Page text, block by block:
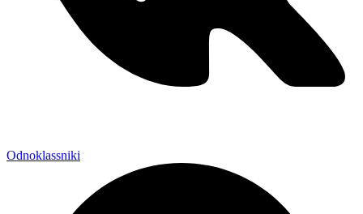
Odnoklassniki